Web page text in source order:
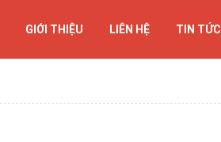
GIỚI THIỆU LIÊN HỆ TIN TỨC